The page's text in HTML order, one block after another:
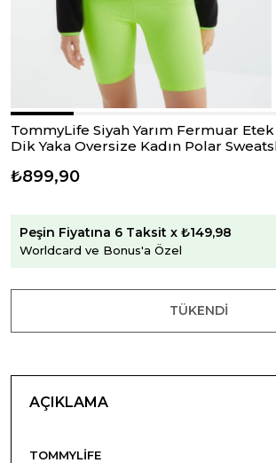
TommyLife Siyah Yarım Fermuar
Dik Yaka Oversize Kadın Polar
₺899,90
Peşin Fiyatına 6 Taksit x ₺149,98
Worldcard ve Bonus'a Özel
TÜKENDI
AÇIKLAMA
TOMMYLIFE